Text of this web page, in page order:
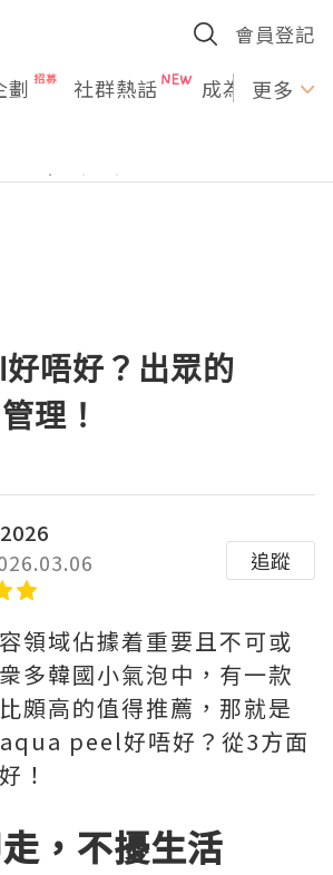
會員登記
劃 社群熱話 成為U更多
唔好？出眾的
理！
追蹤
領域佔據着重要且不可或
多韓國小氣泡中，有一款
頗高的值得推薦，那就是
peel好唔好？從3方面
！
，不擾生活